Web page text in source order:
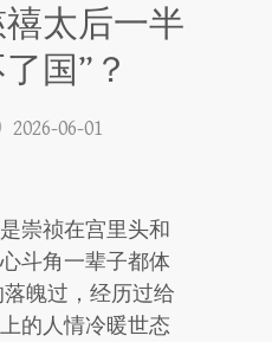
太后一半
国”？
2026-06-01
崇祯在宫里头和
斗角一辈子都体
魄过，经历过给
的人情冷暖世态